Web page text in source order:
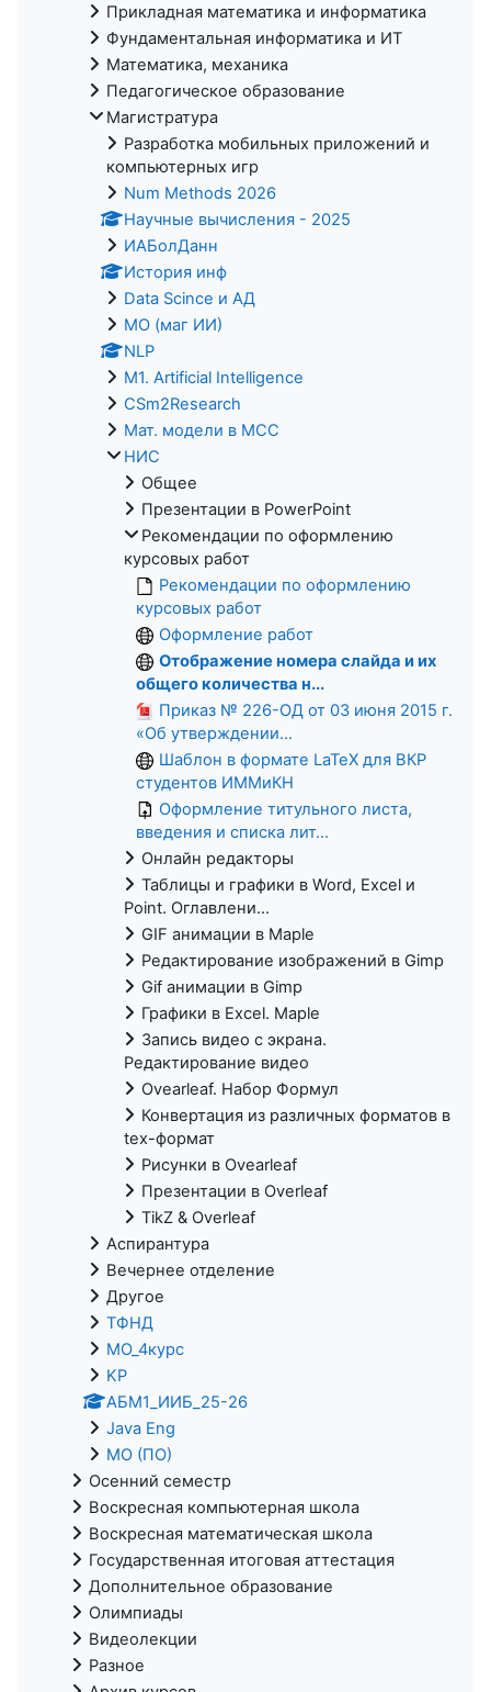
Прикладная математика и информатика
Фундаментальная информатика и ИТ
Математика, механика
Педагогическое образование
Магистратура
Разработка мобильных приложений и
компьютерных игр
Num Methods 2026
Научные вычисления - 2025
ИАБолДанн
История инф
Data Scince и АД
МО (маг ИИ)
NLP
M1. Artificial Intelligence
CSm2Research
Мат. модели в МСС
НИС
Общее
Презентации в PowerPoint
Рекомендации по оформлению
курсовых работ
Рекомендации по оформлению
курсовых работ
Оформление работ
Отображение номера слайда и их
общего количества н...
Приказ № 226-ОД от 03 июня 2015 г.
«Об утверждении...
Шаблон в формате LaTeX для ВКР
студентов ИММиКН
Оформление титульного листа,
введения и списка лит...
Онлайн редакторы
Таблицы и графики в Word, Excel и
Point. Оглавлени...
GIF анимации в Maple
Редактирование изображений в Gimp
Gif анимации в Gimp
Графики в Excel. Maple
Запись видео с экрана.
Редактирование видео
Ovearleaf. Набор Формул
Конвертация из различных форматов в
tex-формат
Рисунки в Ovearleaf
Презентации в Overleaf
TikZ & Overleaf
Аспирантура
Вечернее отделение
Другое
ТФНД
МО_4курс
KP
АБМ1_ИИБ_25-26
Java Eng
МО (ПО)
Осенний семестр
Воскресная компьютерная школа
Воскресная математическая школа
Государственная итоговая аттестация
Дополнительное образование
Олимпиады
Видеолекции
Разное